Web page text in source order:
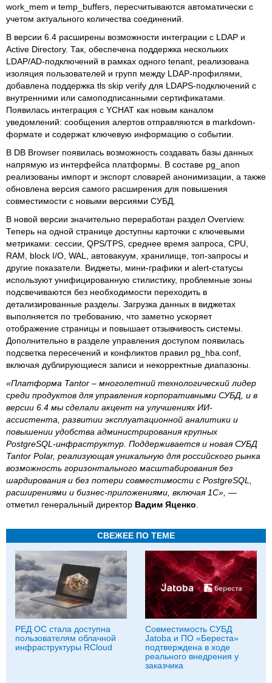
work_mem и temp_buffers, пересчитываются автоматически с
учетом актуального количества соединений.
В версии 6.4 расширены возможности интеграции с LDAP и
Active Directory. Так, обеспечена поддержка нескольких
LDAP/AD-подключений в рамках одного tenant, реализована
изоляция пользователей и групп между LDAP-профилями,
добавлена поддержка tls skip verify для LDAPS-подключений с
внутренними или самоподписанными сертификатами.
Появилась интеграция с YCHAT как новым каналом
уведомлений: сообщения алертов отправляются в markdown-
формате и содержат ключевую информацию о событии.
В DB Browser появилась возможность создавать базы данных
напрямую из интерфейса платформы. В составе pg_anon
реализованы импорт и экспорт словарей анонимизации, а также
обновлена версия самого расширения для повышения
совместимости с новыми версиями СУБД.
В новой версии значительно переработан раздел Overview.
Теперь на одной странице доступны карточки с ключевыми
метриками: сессии, QPS/TPS, среднее время запроса, CPU,
RAM, block I/O, WAL, автовакуум, хранилище, топ-запросы и
другие показатели. Виджеты, мини-графики и alert-статусы
используют унифицированную стилистику, проблемные зоны
подсвечиваются без необходимости переходить в
детализированные разделы. Загрузка данных в виджетах
выполняется по требованию, что заметно ускоряет
отображение страницы и повышает отзывчивость системы.
Дополнительно в разделе управления доступом появилась
подсветка пересечений и конфликтов правил pg_hba.conf,
включая дублирующиеся записи и некорректные диапазоны.
«Платформа Tantor – многолетний технологический лидер
среди продуктов для управления корпоративными СУБД, и в
версии 6.4 мы сделали акцент на улучшениях ИИ-
ассистента, развитии эксплуатационной аналитики и
повышении удобства администрирования крупных
PostgreSQL-инфраструктур. Поддерживается и новая СУБД
Tantor Polar, реализующая уникальную для российского рынка
возможность горизонтального масштабирования без
шардирования и без потери совместимости с PostgreSQL,
расширениями и бизнес-приложениями, включая 1С», —
отметил генеральный директор Вадим Яценко
СВЕЖЕЕ ПО ТЕМЕ
РЕД ОС стала доступна
пользователям облачной
инфраструктуры RCloud
Совместимость СУБД
Jatoba и ПО «Береста»
подтверждена в ходе
реального внедрения у
заказчика